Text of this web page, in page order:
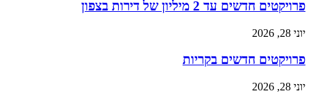
פרויקטים חדשים עד 2 מיליון של דירות בצפון
יוני 28, 2026
פרויקטים חדשים בקריות
יוני 28, 2026